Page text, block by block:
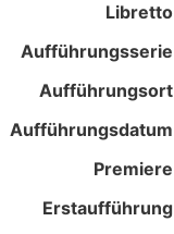
Libretto
Aufführungsserie
Aufführungsort
Aufführungsdatum
Premiere
Erstaufführung